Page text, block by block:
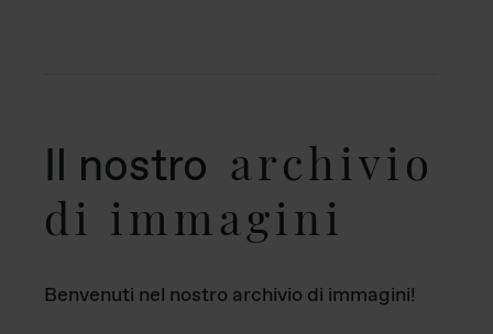
Il nostro archivio
di immagini
Benvenuti nel nostro archivio di immagini!